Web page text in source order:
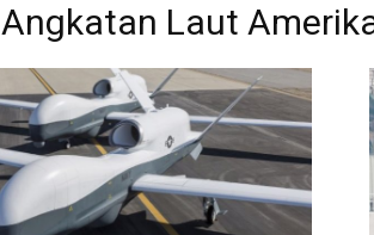
Angkatan Laut